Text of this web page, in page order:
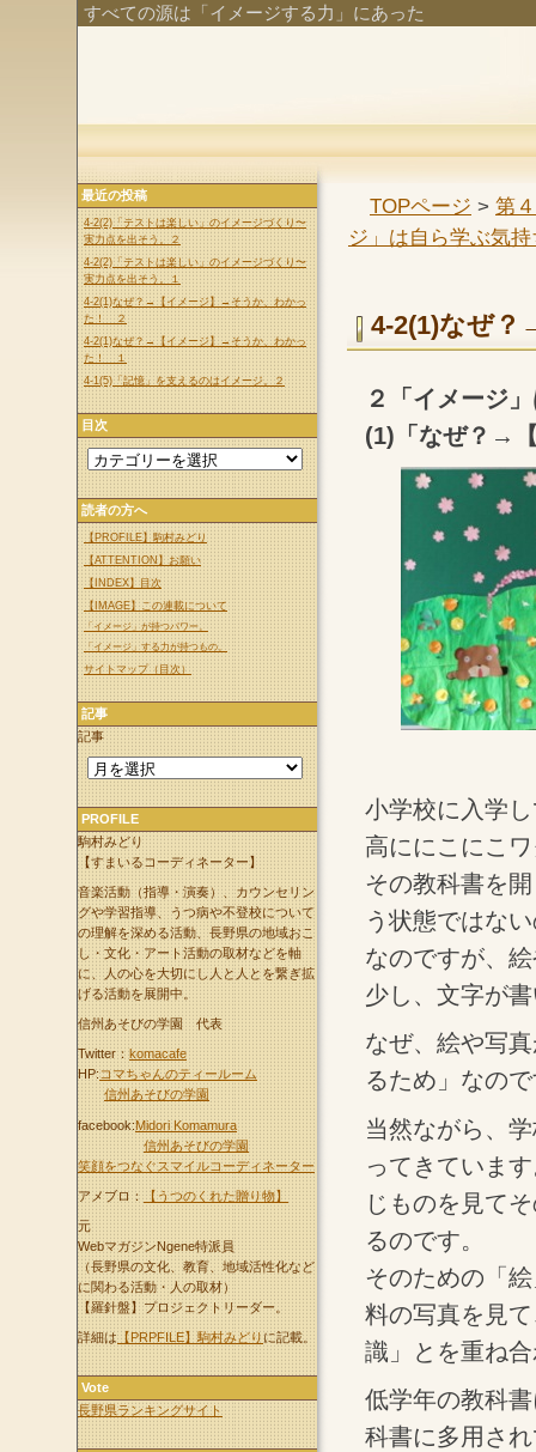
すべての源は「イメージする力」にあった
TOPページ > 第
ジ」は自ら学ぶ気
4-2(1)なぜ
２「イメージ
(1)「なぜ？→
小学校に入学
高ににこにこ
その教科書を
う状態ではな
なのですが、
少し、文字が
なぜ、絵や写
るため」なの
当然ながら、
ってきていま
じものを見て
るのです。
そのための「
料の写真を見
識」とを重ね
低学年の教科
科書に多用さ
最近の投稿
4-2(2)「テストは楽しい」のイメージづくり〜
実力点を出そう。２
4-2(2)「テストは楽しい」のイメージづくり〜
実力点を出そう。１
4-2(1)なぜ？→【イメージ】→そうか、わかっ
た！ ２
4-2(1)なぜ？→【イメージ】→そうか、わかっ
た！ １
4-1(5)「記憶」を支えるのはイメージ。２
目次
読者の方へ
【PROFILE】駒村みどり
【ATTENTION】お願い
【INDEX】目次
【IMAGE】この連載について
「イメージ」が持つパワー。
「イメージ」する力が持つもの。
サイトマップ（目次）
記事
記事
PROFILE
駒村みどり
【すまいるコーディネーター】
音楽活動（指導・演奏）、カウンセリン
グや学習指導、うつ病や不登校について
の理解を深める活動、長野県の地域おこ
し・文化・アート活動の取材などを軸
に、人の心を大切にし人と人とを繋ぎ拡
げる活動を展開中。
信州あそびの学園 代表
Twitter：komacafe
HP:コマちゃんのティールーム
信州あそびの学園
facebook:Midori Komamura
信州あそびの学園
笑顔をつなぐスマイルコーディネーター
アメブロ：【うつのくれた贈り物】
元
WebマガジンNgene特派員
（長野県の文化、教育、地域活性化など
に関わる活動・人の取材）
【羅針盤】プロジェクトリーダー。
詳細は【PRPFILE】駒村みどりに記載。
Vote
長野県ランキングサイト